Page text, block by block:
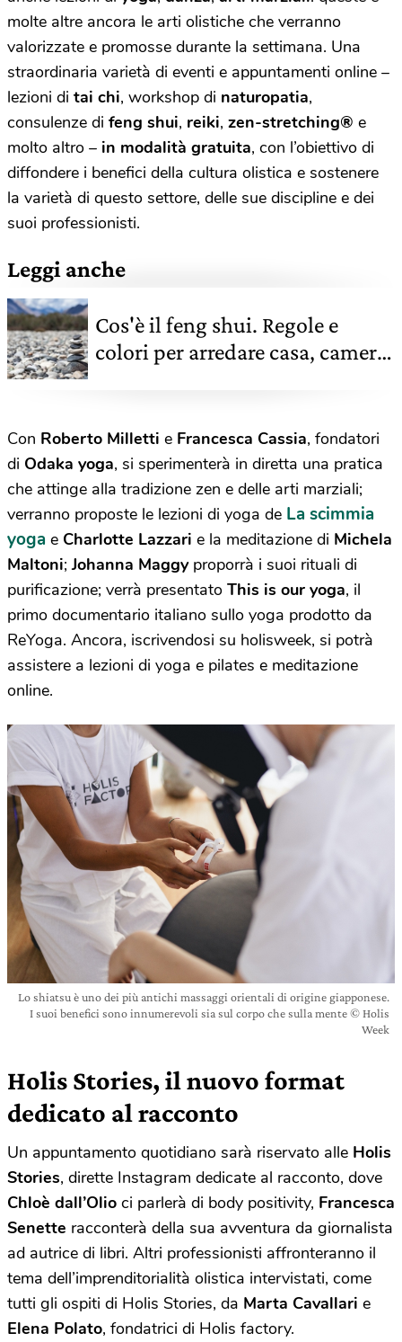
molte altre ancora le arti olistiche che verranno
valorizzate e promosse durante la settimana. Una
straordinaria varietà di eventi e appuntamenti online –
lezioni di tai chi, workshop di naturopatia,
consulenze di feng shui, reiki, zen-stretching® e
molto altro – in modalità gratuita, con l’obiettivo di
diffondere i benefici della cultura olistica e sostenere
la varietà di questo settore, delle sue discipline e dei
suoi professionisti.
Leggi anche
Cos'è il feng shui. Regole e
colori per arredare casa, camera
Con Roberto Milletti e Francesca Cassia, fondatori
di Odaka yoga, si sperimenterà in diretta una pratica
che attinge alla tradizione zen e delle arti marziali;
verranno proposte le lezioni di yoga de La scimmia
yoga e Charlotte Lazzari e la meditazione di Michela
Maltoni;Johanna Maggyproporrà i suoi rituali di
purificazione; verrà presentato This is our yoga, il
primo documentario italiano sullo yoga prodotto da
ReYoga. Ancora, iscrivendosi su holisweek, si potrà
assistere a lezioni di yoga e pilates e meditazione
online.
Lo shiatsu è uno dei più antichi massaggi orientali di origine giapponese.
I suoi benefici sono innumerevoli sia sul corpo che sulla mente © Holis
Week
Holis Stories, il nuovo format
dedicato al racconto
Un appuntamento quotidiano sarà riservato alle Holis
Stories, dirette Instagram dedicate al racconto, dove
Chloè dall’Olio ci parlerà di body positivity, Francesca
Senette racconterà della sua avventura da giornalista
ad autrice di libri. Altri professionisti affronteranno il
tema dell’imprenditorialità olistica intervistati, come
tutti gli ospiti di Holis Stories, da Marta Cavallari e
Elena Polato, fondatrici di Holis factory.